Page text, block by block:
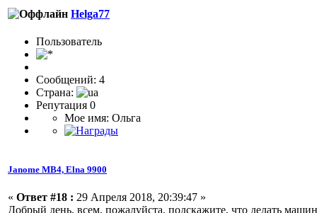
Helga77
Пользователь
Сообщений: 4
Страна:
Репутация 0
Мое имя: Ольга
Janome МВ4, Elna 9900
« Ответ #18 : 29 Апреля 2018, 20:39:47 »
Добрый день, всем, пожалуйста, подскажите, что делать